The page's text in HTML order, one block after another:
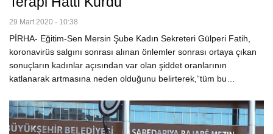
29 Mart 2020 - 10:38
PİRHA- Eğitim-Sen Mersin Şube Kadın Sekreteri Gülperi Fatih,
koronavirüs salgını sonrası alınan önlemler sonrası ortaya çıkan
sonuçların kadınlar açısından var olan şiddet oranlarının
katlanarak artmasına neden olduğunu belirterek,“tüm bu…